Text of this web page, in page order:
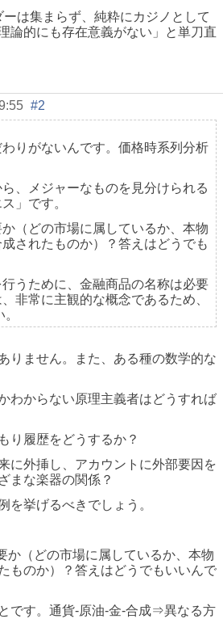
は集まらず、純粋にカジノとして
論的にも存在意義がない」と単刀直
#2
りがないんです。価格時系列分析
、メジャーなものを見分けられる
」です。
（どの市場に属しているか、本物
されたものか）？答えはどうでも
うために、金融商品の名称は必要
非常に主観的な概念であるため、
りません。また、ある種の数学的な
わからない原理主義者はどうすれば
り履歴をどうするか？
に外挿し、アカウントに外部要因を
まな楽器の関係？
を挙げるべきでしょう。
か（どの市場に属しているか、本物
ものか）？答えはどうでもいいんで
です。通貨-原油-金-合成⇒異なる方